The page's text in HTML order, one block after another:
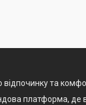
відпочинку та
платформа, де